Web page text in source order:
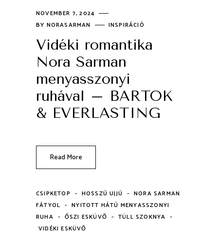
NOVEMBER 7, 2024
BY NORASARMAN INSPIRÁCIÓ
Vidéki romantika
Nora Sarman
menyasszonyi
ruhával – BARTOK
& EVERLASTING
Read More
CSIPKETOP - HOSSZÚ UJJÚ - NORA SARMAN
FÁTYOL - NYITOTT HÁTÚ MENYASSZONYI
RUHA - ŐSZI ESKÜVŐ - TÜLL SZOKNYA -
VIDÉKI ESKÜVŐ